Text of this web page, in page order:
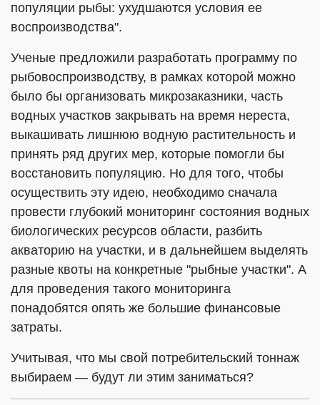
популяции рыбы: ухудшаются условия ее
воспроизводства".
Ученые предложили разработать программу по
рыбовоспроизводству, в рамках которой можно
было бы организовать микрозаказники, часть
водных участков закрывать на время нереста,
выкашивать лишнюю водную растительность и
принять ряд других мер, которые помогли бы
восстановить популяцию. Но для того, чтобы
осуществить эту идею, необходимо сначала
провести глубокий мониторинг состояния водных
биологических ресурсов области, разбить
акваторию на участки, и в дальнейшем выделять
разные квоты на конкретные "рыбные участки". А
для проведения такого мониторинга
понадобятся опять же большие финансовые
затраты.
Учитывая, что мы свой потребительский тоннаж
выбираем — будут ли этим заниматься?